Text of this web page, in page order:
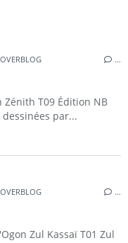
…
Zénith T09 Édition NB
par...
…
Zul Kassaï T01 Zul